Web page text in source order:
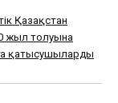
Қазақстан
жыл толуына
қатысушыларды